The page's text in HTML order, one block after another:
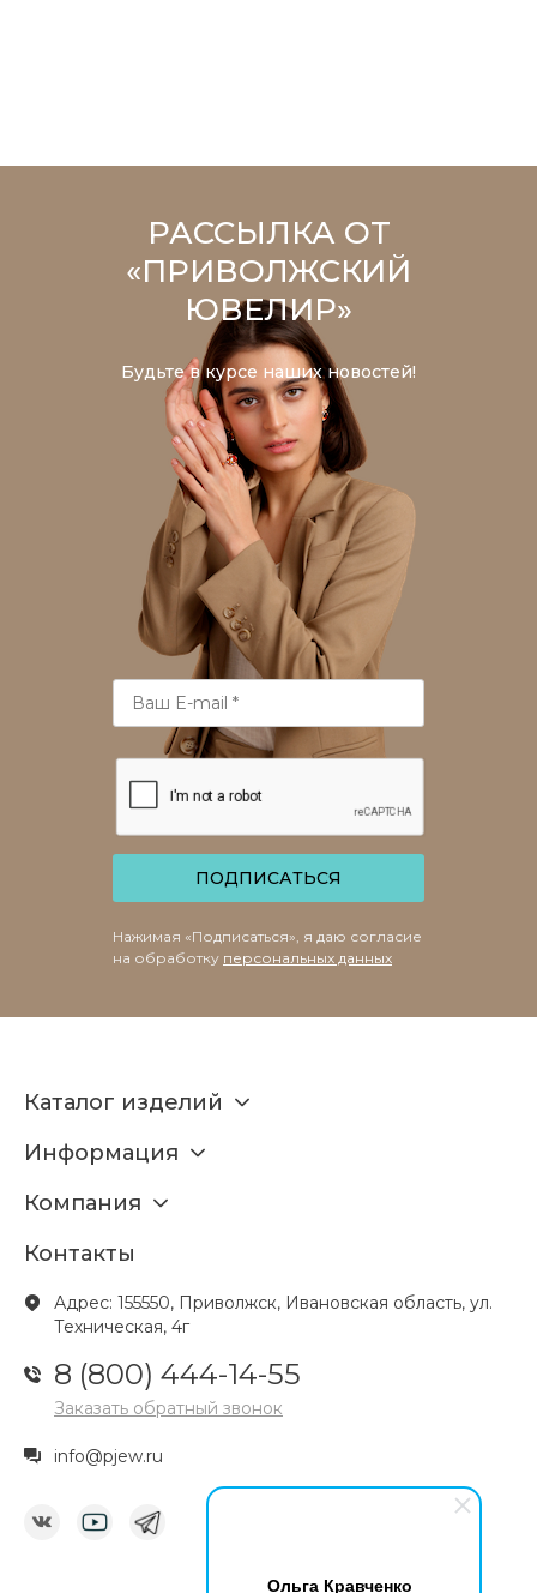
Ольга Кравченко
РАССЫЛКА ОТ
«ПРИВОЛЖСКИЙ
ЮВЕЛИР»
Будьте в курсе наших новостей!
ПОДПИСАТЬСЯ
Нажимая «Подписаться», я даю согласие
на обработку персональных данных
Каталог изделий
Информация
Компания
Контакты
Адрес: 155550, Приволжск, Ивановская область, ул.
Техническая, 4г
8 (800) 444-14-55
Заказать обратный звонок
info@pjew.ru